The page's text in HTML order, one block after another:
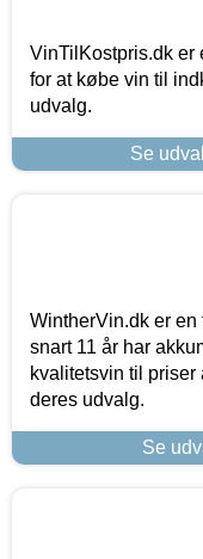
VinTilKostpris.dk er
for at købe vin til
udvalg.
Se
WintherVin.dk er
snart 11 år har
kvalitetsvin til priser
deres udvalg.
Se